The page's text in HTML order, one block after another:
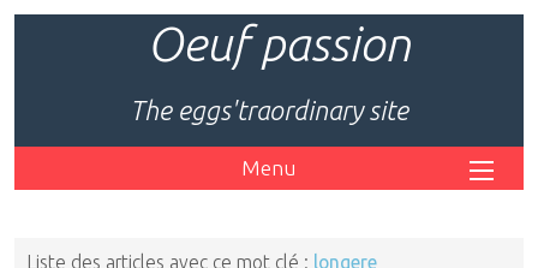
Oeuf passion
The eggs'traordinary site
Menu
Liste des articles avec ce mot clé : longere